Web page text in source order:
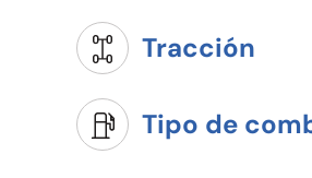
Tracción
Tipo de